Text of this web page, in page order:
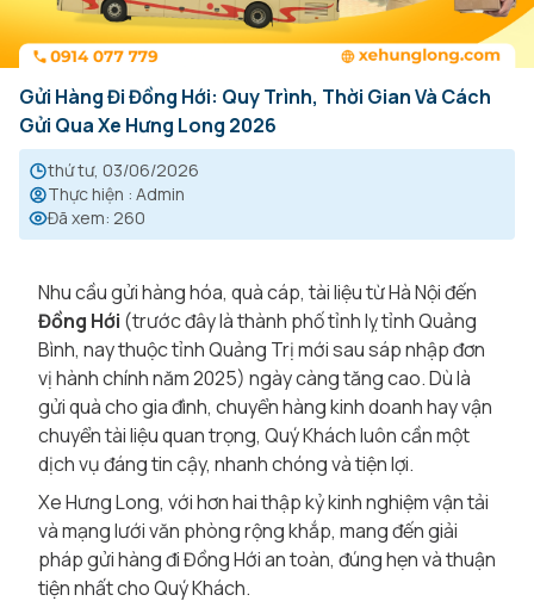
Gửi Hàng Đi Đồng Hới: Quy Trình, Thời Gian Và Cách
Gửi Qua Xe Hưng Long 2026
thứ tư, 03/06/2026
Thực hiện : Admin
Đã xem: 260
Nhu cầu gửi hàng hóa, quà cáp, tài liệu từ Hà Nội đến
Đồng Hới (trước đây là thành phố tỉnh lỵ tỉnh Quảng
Bình, nay thuộc tỉnh Quảng Trị mới sau sáp nhập đơn
vị hành chính năm 2025) ngày càng tăng cao. Dù là
gửi quà cho gia đình, chuyển hàng kinh doanh hay vận
chuyển tài liệu quan trọng, Quý Khách luôn cần một
dịch vụ đáng tin cậy, nhanh chóng và tiện lợi.
Xe Hưng Long, với hơn hai thập kỷ kinh nghiệm vận tải
và mạng lưới văn phòng rộng khắp, mang đến giải
pháp gửi hàng đi Đồng Hới an toàn, đúng hẹn và thuận
tiện nhất cho Quý Khách.